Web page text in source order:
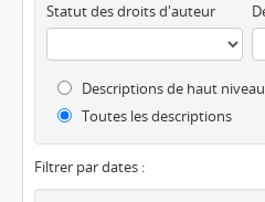
Statut des droits d'auteur
Descriptions de haut niveau
Toutes les descriptions
Filtrer par dates :